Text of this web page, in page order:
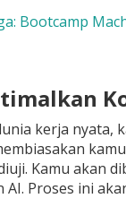
Bootcamp
kerja nyata,
Kamu akan
AI. Proses ini